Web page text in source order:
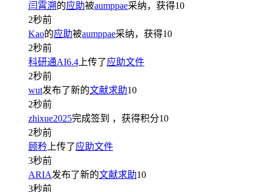
闫霄溯的应助被aumppae采纳，获得10
2秒前
Kao的应助被aumppae采纳，获得10
2秒前
科研通AI6.4 上传了应助文件
2秒前
wut发布了新的文献求助10
2秒前
zhixue2025完成签到 ，获得积分10
2秒前
顾矜 上传了应助文件
3秒前
ARIA发布了新的文献求助10
3秒前